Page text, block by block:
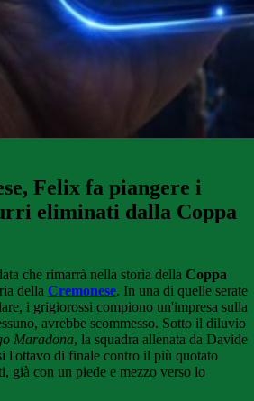
Felix fa piangere i
eliminati dalla Coppa
che rimarrà nella storia della Coppa
della Cremonese. In una di quelle serate
i grigiorossi compiono un'impresa sulla
avrebbe scommesso. Sotto il diluvio
Maradona, la squadra allenata da Davide
l'ottavo di finale contro il più quotato
già con un piede e mezzo verso lo